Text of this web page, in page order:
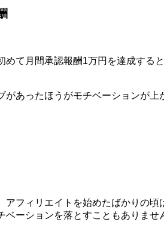
て月間承認報酬1万円を達成する
あったほうがモチベーションが
フィリエイトを始めたばかりの
ベーションを落とすこともありませ